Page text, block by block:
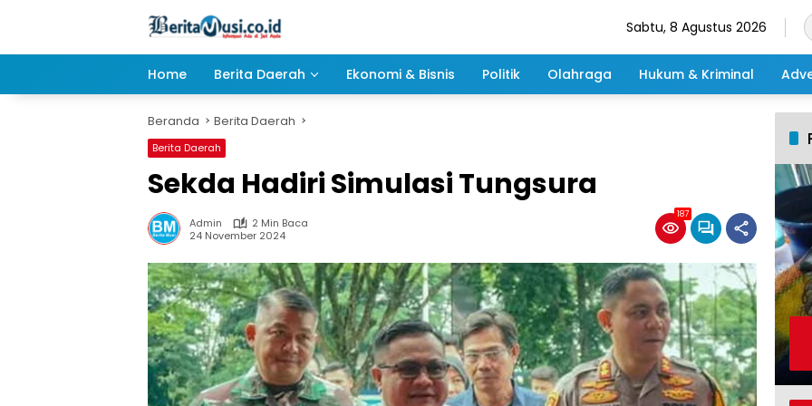
Sabtu, 8 Agustus 2026
Home Berita Daerah Ekonomi & Bisnis Politik Olahraga Hukum & Kriminal
Beranda Berita Daerah
Berita Daerah
Sekda Hadiri Simulasi Tungsura
Admin
2 Min Baca
24 November 2024
187